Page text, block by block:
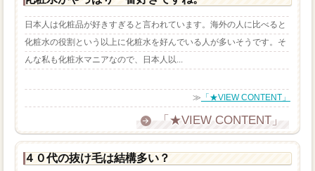
日本人は化粧品が好きすぎると言われています。海外の人に比べると
化粧水の役割という以上に化粧水を好んでいる人が多いそうです。そ
んな私も化粧水マニアなので、日本人以...
≫ 「★VIEW CONTENT」
「★VIEW CONTENT」
４０代の抜け毛は結構多い？